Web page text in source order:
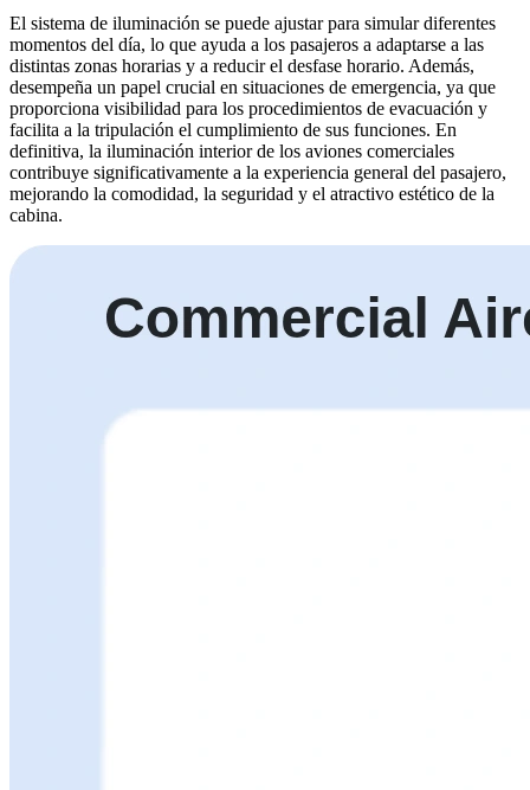
El sistema de iluminación se puede ajustar para simular diferentes
momentos del día, lo que ayuda a los pasajeros a adaptarse a las
distintas zonas horarias y a reducir el desfase horario. Además,
desempeña un papel crucial en situaciones de emergencia, ya que
proporciona visibilidad para los procedimientos de evacuación y
facilita a la tripulación el cumplimiento de sus funciones. En
definitiva, la iluminación interior de los aviones comerciales
contribuye significativamente a la experiencia general del pasajero,
mejorando la comodidad, la seguridad y el atractivo estético de la
cabina.